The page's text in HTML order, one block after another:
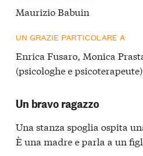
Maurizio Babuin
UN GRAZIE PARTICOLARE A
Enrica Fusaro, Monica
(psicologhe e psicoterapeute)
Un bravo ragazzo
Una stanza spoglia ospita
È una madre e parla a un